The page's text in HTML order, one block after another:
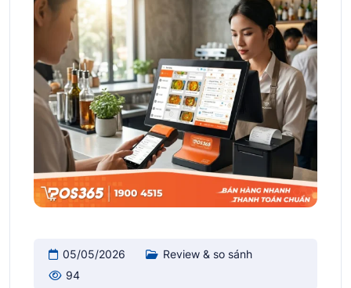
05/05/2026
Review & so sánh
94